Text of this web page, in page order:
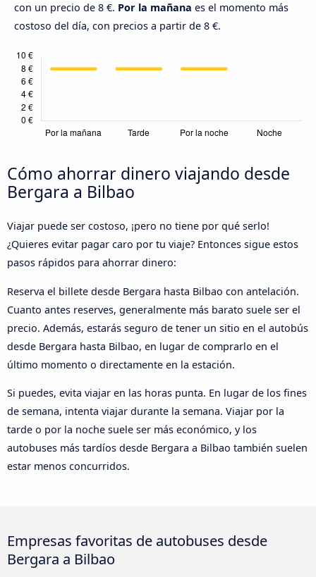
con un precio de 8 €. Por la mañana es el momento más
costoso del día, con precios a partir de 8 €.
Cómo ahorrar dinero viajando desde
Bergara a Bilbao
Viajar puede ser costoso, ¡pero no tiene por qué serlo!
¿Quieres evitar pagar caro por tu viaje? Entonces sigue estos
pasos rápidos para ahorrar dinero:
Reserva el billete desde Bergara hasta Bilbao con antelación.
Cuanto antes reserves, generalmente más barato suele ser el
precio. Además, estarás seguro de tener un sitio en el autobús
desde Bergara hasta Bilbao, en lugar de comprarlo en el
último momento o directamente en la estación.
Si puedes, evita viajar en las horas punta. En lugar de los fines
de semana, intenta viajar durante la semana. Viajar por la
tarde o por la noche suele ser más económico, y los
autobuses más tardíos desde Bergara a Bilbao también suelen
estar menos concurridos.
Empresas favoritas de autobuses desde
Bergara a Bilbao